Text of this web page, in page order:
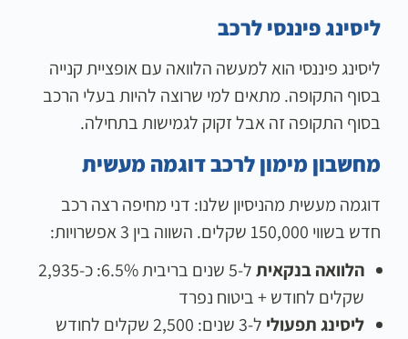
ליסינג פיננסי לרכב
ליסינג פיננסי הוא למעשה הלוואה עם אופציית קנייה
בסוף התקופה. מתאים למי שרוצה להיות בעלי הרכב
בסוף התקופה זה אבל זקוק לגמישות בתחילה.
מחשבון מימון לרכב דוגמה מעשית
דוגמה מעשית מהניסיון שלנו: דני מחיפה רצה רכב
חדש בשווי 150,000 שקלים. השווה בין 3 אפשרויות:
הלוואה בנקאית
ל-5 שנים בריבית 6.5%: כ-2,935
שקלים לחודש + ביטוח נפרד
ליסינג תפעולי
ל-3 שנים: 2,500 שקלים לחודש